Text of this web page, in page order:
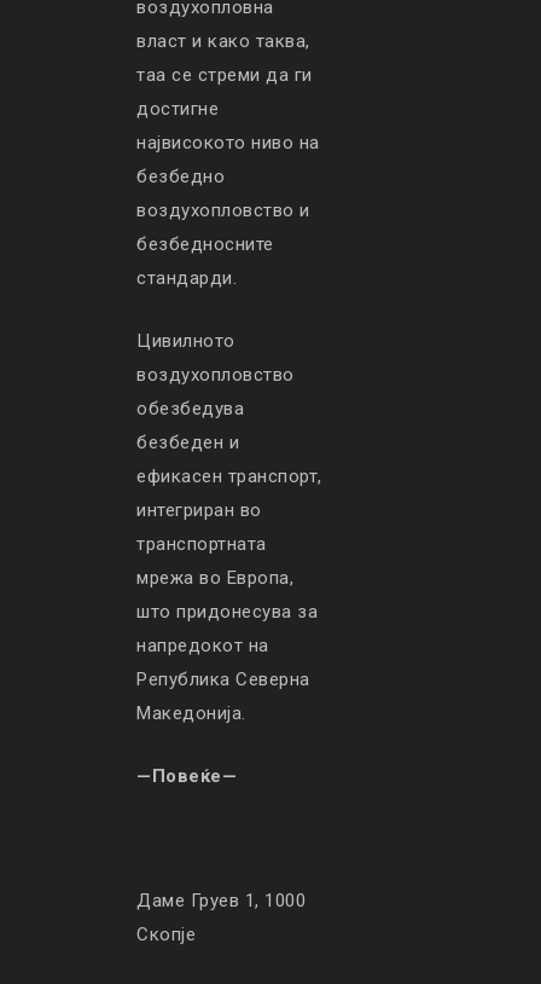
воздухопловна
власт и како таква,
таа се стреми да ги
достигне
највисокото ниво на
безбедно
воздухопловство и
безбедносните
стандарди.
Цивилното
воздухопловство
обезбедува
безбеден и
ефикасен транспорт,
интегриран во
транспортната
мрежа во Европа,
што придонесува за
напредокот на
Република Северна
Македонија.
—Повеќе—
Даме Груев 1, 1000
Скопје